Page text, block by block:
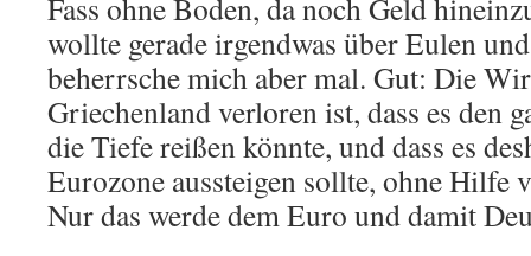
Fass ohne Boden, da noch Geld
wollte gerade irgendwas über Eulen
beherrsche mich aber mal. Gut: Die
Griechenland verloren ist, dass es den
die Tiefe reißen könnte, und dass es
Eurozone aussteigen sollte, ohne Hilfe
Nur das werde dem Euro und damit